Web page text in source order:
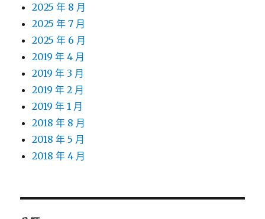
2025 年 8 月
2025 年 7 月
2025 年 6 月
2019 年 4 月
2019 年 3 月
2019 年 2 月
2019 年 1 月
2018 年 8 月
2018 年 5 月
2018 年 4 月